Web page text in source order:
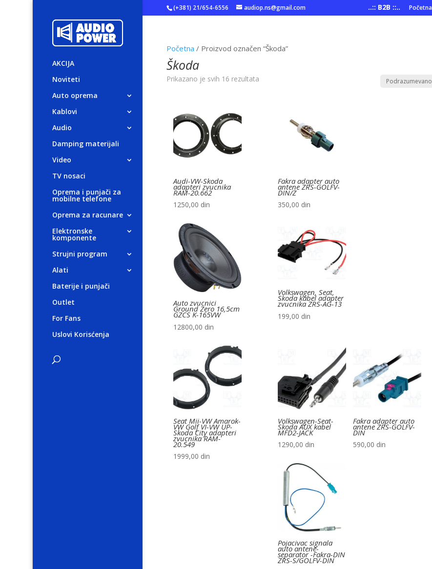
(+381) 21/654-6556 audiop.ns@gmail.com ..:: B2B ::.. Početna
AKCIJA
Noviteti
Auto oprema
Kablovi
Audio
Damping materijali
Video
TV nosaci
Oprema i punjači za
mobilne telefone
Oprema za racunare
Elektronske
komponente
Strujni program
Alati
Baterije i punjači
Outlet
For Fans
Uslovi Korisćenja
Početna / Proizvod označen “Škoda”
Škoda
Prikazano je svih 16 rezultata
Audi-VW-Skoda
adapteri zvucnika
RAM-20.662
1250,00 din
Fakra adapter auto
antene ZRS-GOLFV-
DIN/Z
350,00 din
Auto zvucnici
Ground Zero 16,5cm
GZCS K-165VW
12800,00 din
Volkswagen, Seat,
Skoda kabel adapter
zvucnika ZRS-AG-13
199,00 din
Seat Mii-VW Amarok-
VW Golf VI-VW UP-
Skoda City adapteri
zvucnika RAM-
20.549
1999,00 din
Volkswagen-Seat-
Skoda AUX kabel
MFD2-JACK
1290,00 din
Fakra adapter auto
antene ZRS-GOLFV-
DIN
590,00 din
Pojacivac signala
auto antene-
separator -Fakra-DIN
ZRS-S/GOLFV-DIN